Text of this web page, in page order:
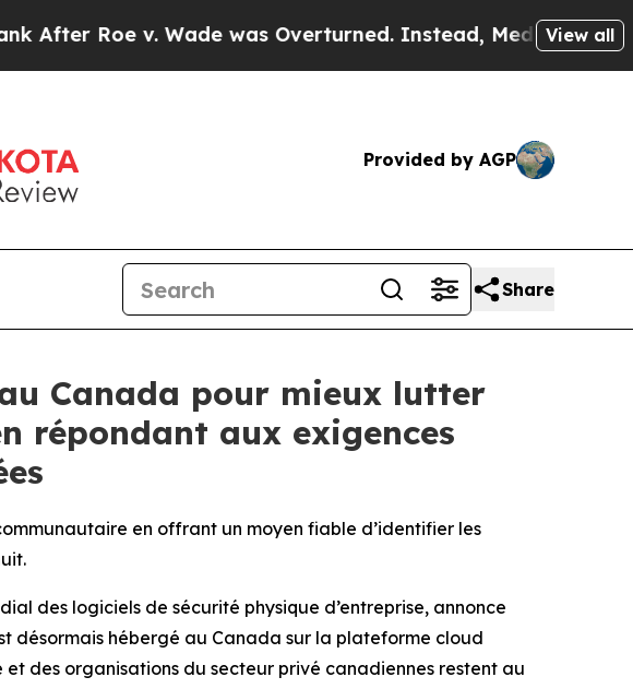
v. Wade was Overturned. Instead, Medication Abortion
View all
Provided by AGP
Share
Canada pour mieux lutter
répondant aux exigences
en offrant un moyen fiable d’identifier les
des logiciels de sécurité physique d’entreprise, annonce
désormais hébergé au Canada sur la plateforme cloud
et des organisations du secteur privé canadiennes restent au